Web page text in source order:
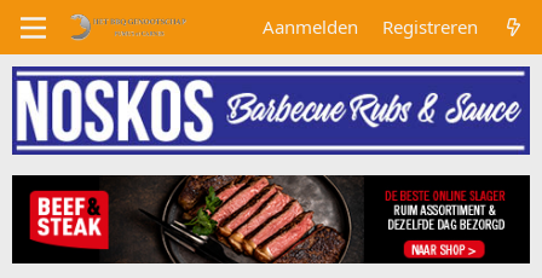
Aanmelden Registreren